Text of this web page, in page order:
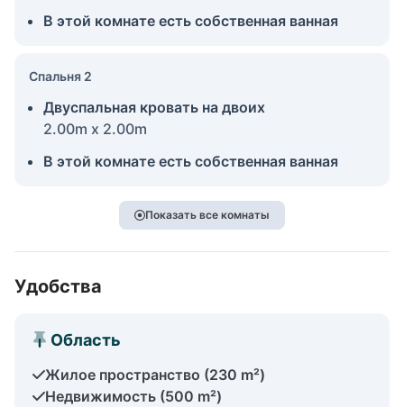
В этой комнате есть собственная ванная
Спальня 2
Двуспальная кровать на двоих
2.00m x 2.00m
В этой комнате есть собственная ванная
Показать все комнаты
Удобства
Область
Жилое пространство (230 m²)
Недвижимость (500 m²)